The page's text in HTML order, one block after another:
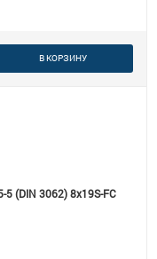
В КОРЗИНУ
(DIN 3062) 8х19S-FC